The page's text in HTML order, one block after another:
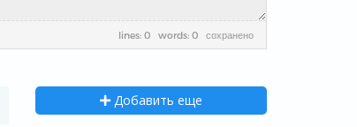
lines: 0 words: 0 сохранено
Добавить еще